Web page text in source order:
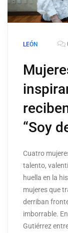
LEÓN
“Soy
Cuatro
talento,
huella en la
mujeres que
derriban
imborrable.
Gutiérrez